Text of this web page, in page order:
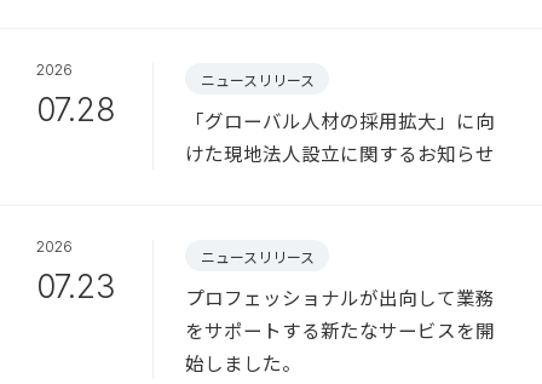
2026
07.28
ニュースリリース
「グローバル人材の採用拡大」に向
けた現地法人設立に関するお知らせ
2026
07.23
ニュースリリース
プロフェッショナルが出向して業務
をサポートする新たなサービスを開
始しました。